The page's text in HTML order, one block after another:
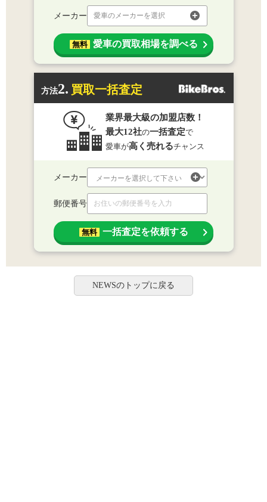
メーカー 愛車のメーカーを選択
無料 愛車の買取相場を調べる
方法2. 買取一括査定
業界最大級の加盟店数！
最大12社の一括査定で
愛車が高く売れるチャンス
メーカー
郵便番号
無料 一括査定を依頼する
NEWSのトップに戻る